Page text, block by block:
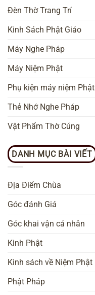
Đèn Thờ Trang Trí
Kinh Sách Phật Giáo
Máy Nghe Pháp
Máy Niệm Phật
Phụ kiện máy niệm Phật
Thẻ Nhớ Nghe Pháp
Vật Phẩm Thờ Cúng
DANH MỤC BÀI VIẾT
Địa Điểm Chùa
Góc đánh Giá
Góc khai vận cá nhân
Kinh Phật
Kinh sách về Niệm Phật
Phật Pháp